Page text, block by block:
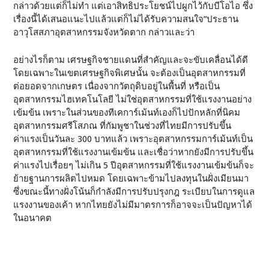
กล่าวด้วยแต่ก็ไม่ทำ แต่เอาสิทธิประโยชน์ไปผูกไว้กับบีโอไอ ซึ่ง
เรื่องนี้ได้เสนอแนะไปแล้วแต่ก็ไม่ได้รับความสนใจ”ประธาน
อาวุโสสภาอุตสาหกรรมจังหวัดตาก กล่าวและว่า
อย่างไรก็ตาม เศรษฐกิจชายแดนที่สำคัญและจะขับเคลื่อนได้ดี
โดยเฉพาะในเขตเศรษฐกิจพิเศษนั้น จะต้องเป็นอุตสาหกรรมที่
ต่อยอดจากเกษตร เนื่องจากวัตถุดิบอยู่ในพื้นที่ หรือเป็น
อุตสาหกรรมไฮเทคโนโลยี ไม่ใช่อุตสาหกรรมที่ใช้แรงงานอย่าง
เข้มข้น เพราะในส่วนของทีเคการ์เม้นท์เองก็ไปปักหลักที่นิคม
อุตสาหกรรมศรีโสภณ ที่กัมพูชาในช่วงที่ไทยมีการปรับขึ้น
ค่าแรงเป็นวันละ 300 บาทแล้ว เพราะอุตสาหกรรมการ์เม้นท์เป็น
อุตสาหกรรมที่ใช้แรงงานเข้มข้น และเชื่อว่าหากยังมีการปรับขึ้น
ค่าแรงไปเรื่อยๆ ไม่เกิน 5 ปีอุตสาหกรรมที่ใช้แรงงานเข้มข้นก็จะ
ย้ายฐานการผลิตไปหมด โดยเฉพาะข้ามไปลงทุนในฝั่งเมียนมา
ซึ่งขณะนี้ทางฝั่งโน้นก็กำลังมีการปรับปรุงกฎ ระเบียบในการดูแล
แรงงานของเค้า หากไทยยังไม่มีมาตรการก็อาจจะเป็นปัญหาได้
ในอนาคต